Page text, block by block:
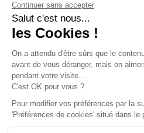
Notre histoire
On parle de nous
Mentions légales
Nos iconiques
Bagues anciennes en diamant
Boucles d'oreilles anciennes